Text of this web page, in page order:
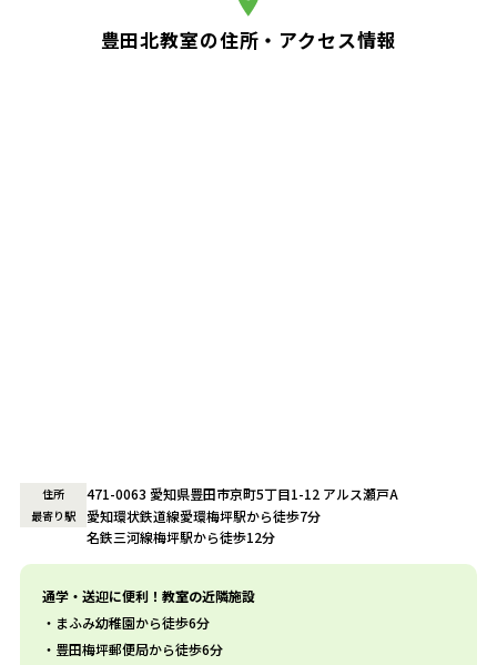
豊田北教室の住所・アクセス情報
住所 471-0063 愛知県豊田市京町5丁目1-12 アルス瀬戸A
最寄り駅
愛知環状鉄道線愛環梅坪駅から徒歩7分
名鉄三河線梅坪駅から徒歩12分
通学・送迎に便利！教室の近隣施設
まふみ幼稚園から徒歩6分
豊田梅坪郵便局から徒歩6分